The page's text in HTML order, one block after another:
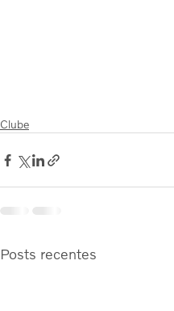
Clube
Posts recentes